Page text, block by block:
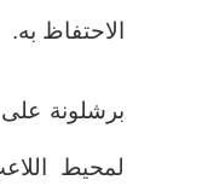
الاحتفاظ به.
برشلونة
لمحيط